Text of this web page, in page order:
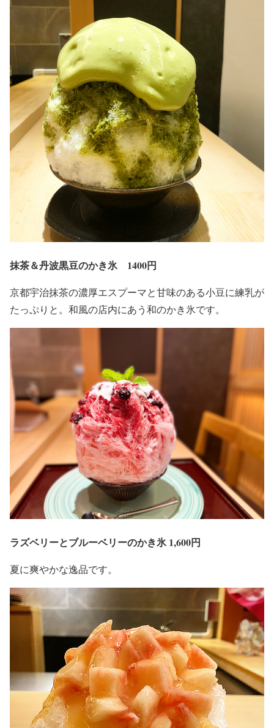
抹茶＆丹波黒豆のかき氷 1400円
京都宇治抹茶の濃厚エスプーマと甘味のある小豆に練乳が
たっぷりと。和風の店内にあう和のかき氷です。
ラズベリーとブルーベリーのかき氷 1,600円
夏に爽やかな逸品です。